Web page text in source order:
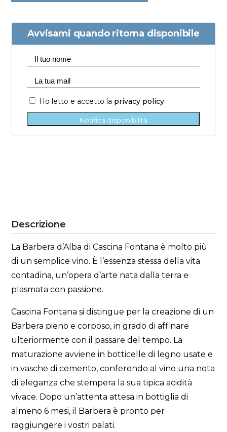
Avvisami quando ritorna disponibile
Ho letto e accetto la privacy policy
Notifica disponibilità
Descrizione
La Barbera d’Alba di Cascina Fontana è molto più
di un semplice vino. È l’essenza stessa della vita
contadina, un’opera d’arte nata dalla terra e
plasmata con passione.
Cascina Fontana si distingue per la creazione di un
Barbera pieno e corposo, in grado di affinare
ulteriormente con il passare del tempo. La
maturazione avviene in botticelle di legno usate e
in vasche di cemento, conferendo al vino una nota
di eleganza che stempera la sua tipica acidità
vivace. Dopo un’attenta attesa in bottiglia di
almeno 6 mesi, il Barbera è pronto per
raggiungere i vostri palati.